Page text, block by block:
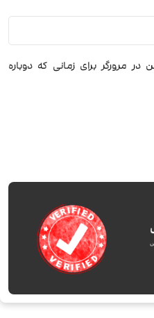
مرورگر برای زمانی که دوباره